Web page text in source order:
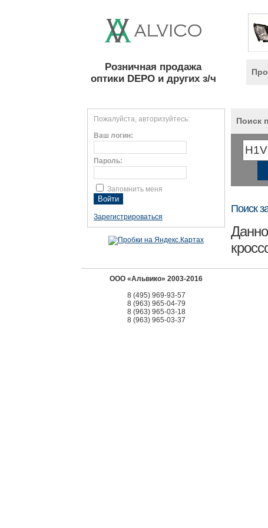
Розничная продажа
оптики DEPO и других з/ч
Пожалуйста, авторизуйтесь:
Ваш логин:
Пароль:
Запомнить меня
Зарегистрироваться
Поиск
Поиск
ООО «Альвико» 2003-2016
8 (495) 969-93-57
8 (963) 965-04-79
8 (963) 965-03-18
8 (963) 965-03-37